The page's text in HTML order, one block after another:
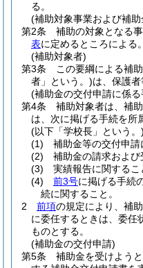
る。
(補助対象事業および補助
第2条
補助の対象となる
表に定めるところによる。
(補助対象者)
第3条
この要綱による補
者」という。)は、保護者
(補助金の交付申請に係
第4条
補助対象者は、補
は、次に掲げる手続を所
(以下「学校長」という。)
(1)
補助金等の交付申請
(2)
補助金の請求および
(3)
実績報告に関するこ
(4)
前3号に掲げる手続
続に関すること。
2
前項の規定により、補
に委任するときは、委任
ものとする。
(補助金の交付申請)
第5条
補助金を受けよう